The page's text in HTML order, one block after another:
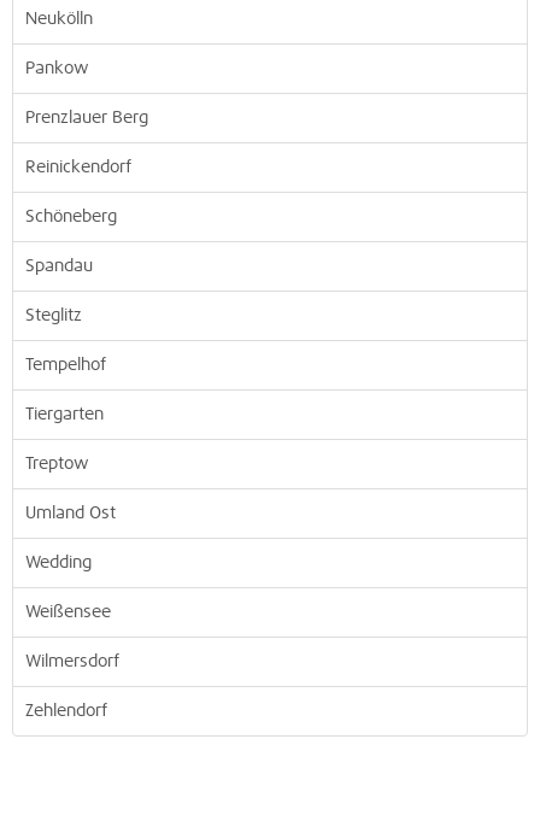
Neukölln
Pankow
Prenzlauer Berg
Reinickendorf
Schöneberg
Spandau
Steglitz
Tempelhof
Tiergarten
Treptow
Umland Ost
Wedding
Weißensee
Wilmersdorf
Zehlendorf